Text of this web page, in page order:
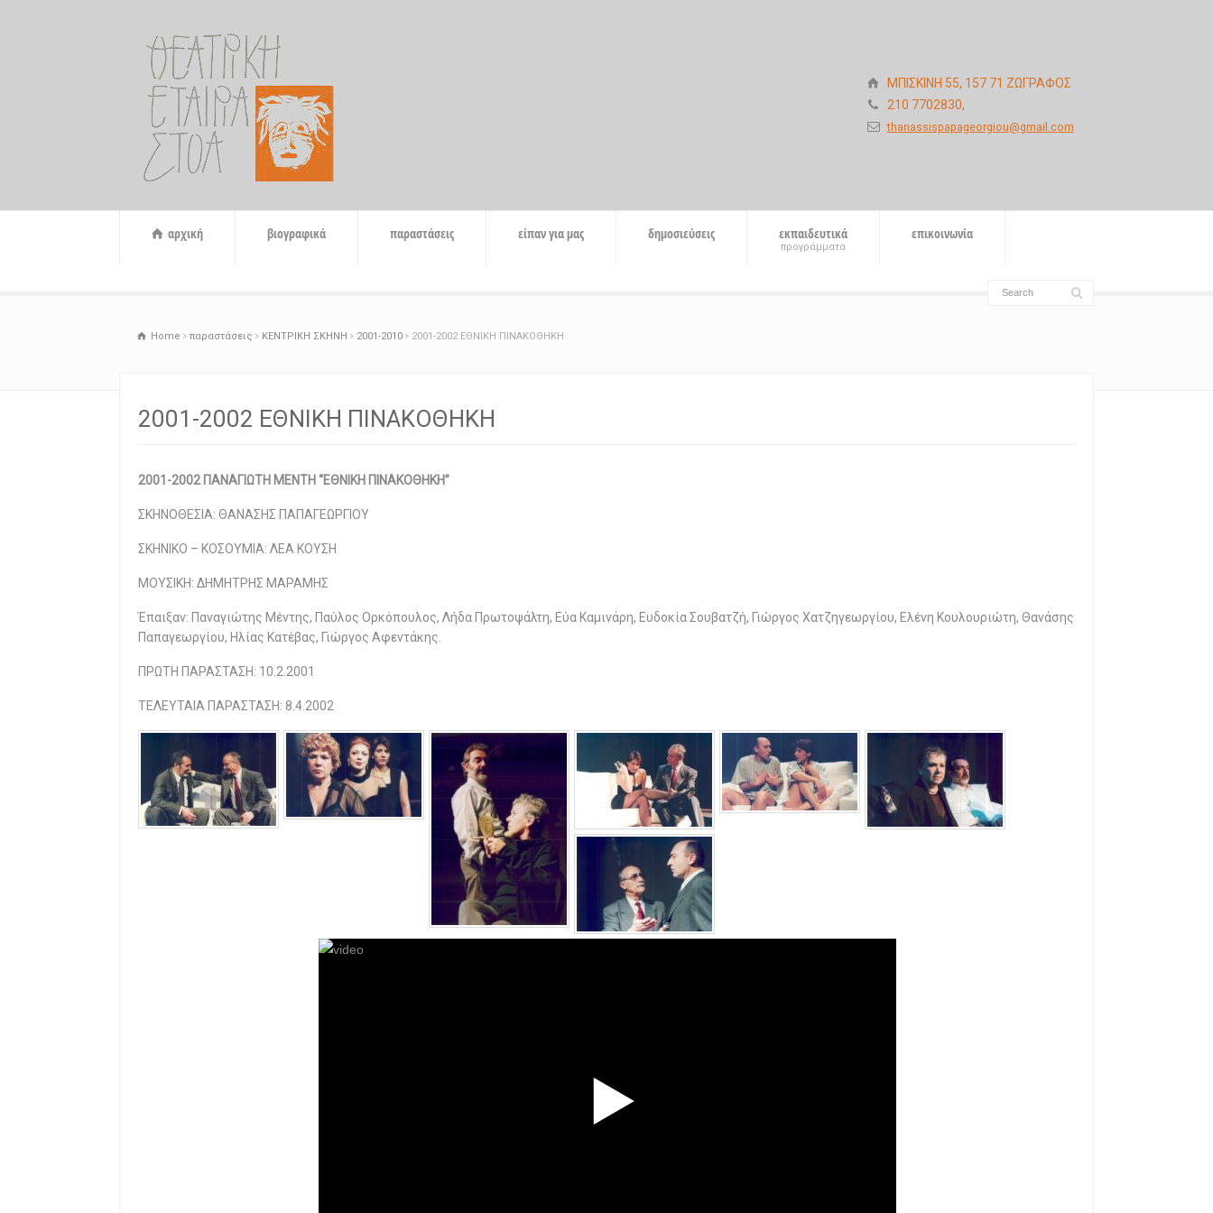
ΜΠΙΣΚΙΝΗ 55, 157 71 ΖΩΓΡΑΦΟΣ
210 7702830,
thanassispapageorgiou@gmail.com
αρχική βιογραφικά παραστάσεις είπαν για μας δημοσιεύσεις εκπαιδευτικά
προγράμματα
επικοινωνία
Home παραστάσεις ΚΕΝΤΡΙΚΗ ΣΚΗΝΗ 2001-2010 2001-2002 ΕΘΝΙΚΗ ΠΙΝΑΚΟΘΗΚΗ
2001-2002 ΕΘΝΙΚΗ ΠΙΝΑΚΟΘΗΚΗ
2001-2002 ΠΑΝΑΓΙΩΤΗ ΜΕΝΤΗ “ΕΘΝΙΚΗ ΠΙΝΑΚΟΘΗΚΗ”
ΣΚΗΝΟΘΕΣΙΑ: ΘΑΝΑΣΗΣ ΠΑΠΑΓΕΩΡΓΙΟΥ
ΣΚΗΝΙΚΟ – ΚΟΣΟΥΜΙΑ: ΛΕΑ ΚΟΥΣΗ
ΜΟΥΣΙΚΗ: ΔΗΜΗΤΡΗΣ ΜΑΡΑΜΗΣ
Έπαιξαν: Παναγιώτης Μέντης, Παύλος Ορκόπουλος, Λήδα Πρωτοψάλτη, Εύα Καμινάρη, Ευδοκία Σουβατζή, Γιώργος Χατζηγεωργίου, Ελένη Κουλουριώτη, Θανάσης
Παπαγεωργίου, Ηλίας Κατέβας, Γιώργος Αφεντάκης.
ΠΡΩΤΗ ΠΑΡΑΣΤΑΣΗ: 10.2.2001
ΤΕΛΕΥΤΑΙΑ ΠΑΡΑΣΤΑΣΗ: 8.4.2002